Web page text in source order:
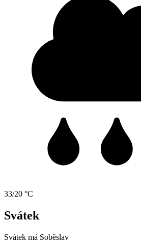
33/20 °C
Svátek
Svátek má Soběslav